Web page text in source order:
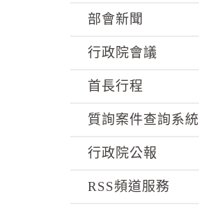
部會新聞
行政院會議
首長行程
質詢案件查詢系統
行政院公報
RSS頻道服務